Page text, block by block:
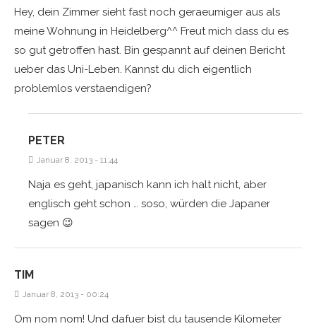
Hey, dein Zimmer sieht fast noch geraeumiger aus als
meine Wohnung in Heidelberg^^ Freut mich dass du es
so gut getroffen hast. Bin gespannt auf deinen Bericht
ueber das Uni-Leben. Kannst du dich eigentlich
problemlos verstaendigen?
PETER
Januar 8, 2013 - 11:44
Naja es geht, japanisch kann ich halt nicht, aber
englisch geht schon … soso, würden die Japaner
sagen 😉
TIM
Januar 8, 2013 - 00:24
Om nom nom! Und dafuer bist du tausende Kilometer